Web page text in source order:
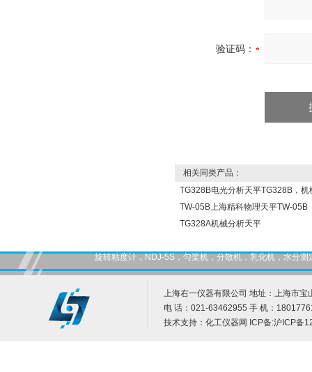
验证码：
相关同类产品：
TG328B电光分析天平TG328B，
TW-05B上海精科物理天平TW-05B
TG328A机械分析天平
旋转粘度计，NDJ-5S，匀桨机，分散机，乳化机，水分
上海右一仪器有限公司 地址：上海市宝
电 话：021-63462955 手 机：
技术支持： 化工仪器网 ICP备:沪ICP备